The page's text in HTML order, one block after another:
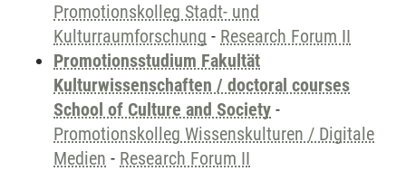
Promotionskolleg Stadt- und
Kulturraumforschung - Research Forum II
Promotionsstudium Fakultät
Kulturwissenschaften / doctoral courses
School of Culture and Society -
Promotionskolleg Wissenskulturen / Digitale
Medien - Research Forum II